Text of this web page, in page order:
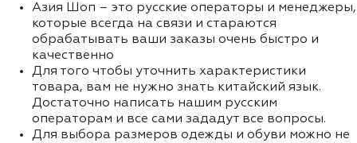
Азия Шоп – это русские операторы и менеджеры,
которые всегда на связи и стараются
обрабатывать ваши заказы очень быстро и
качественно
Для того чтобы уточнить характеристики
товара, вам не нужно знать китайский язык.
Достаточно написать нашим русским
операторам и все сами зададут все вопросы.
Для выбора размеров одежды и обуви можно не